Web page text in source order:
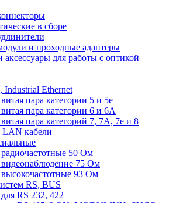
в сборе
и проходные адаптеры
для работы с оптикой
Ethernet
пара категории 5 и 5е
пара категории 6 и 6A
пара категорий 7, 7А, 7е и 8
кабели
50 Ом
75 Ом
93 Ом
RS, BUS
RS 232, 422